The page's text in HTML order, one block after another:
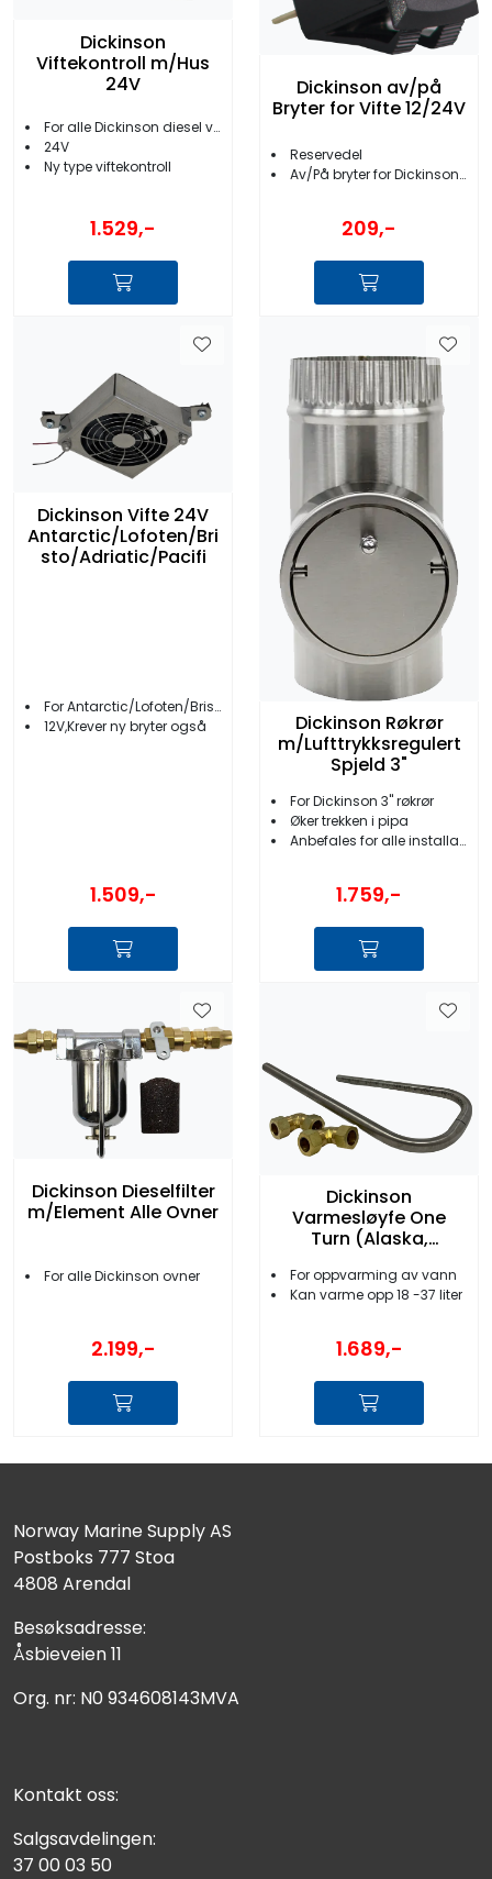
Dickinson
Viftekontroll m/Hus
24V
For alle Dickinson diesel varmere
24V
Ny type viftekontroll
1.529,-
Dickinson av/på
Bryter for Vifte 12/24V
Reservedel
Av/På bryter for Dickinson vifte
209,-
Dickinson Vifte 24V
Antarctic/Lofoten/Bri
sto/Adriatic/Pacifi
For Antarctic/Lofoten/Bristol/Adriatic/Pacific
12V,Krever ny bryter også
1.509,-
Dickinson Røkrør
m/Lufttrykksregulert
Spjeld 3"
For Dickinson 3'' røkrør
Øker trekken i pipa
Anbefales for alle installasjoner
1.759,-
Dickinson Dieselfilter
m/Element Alle Ovner
For alle Dickinson ovner
2.199,-
Dickinson
Varmesløyfe One
Turn (Alaska,
For oppvarming av vann
Kan varme opp 18 -37 liter
1.689,-
Norway Marine Supply AS
Postboks 777 Stoa
4808 Arendal
Besøksadresse:
Åsbieveien 11
Org. nr: N0 934608143MVA
Kontakt oss:
Salgsavdelingen:
37 00 03 50